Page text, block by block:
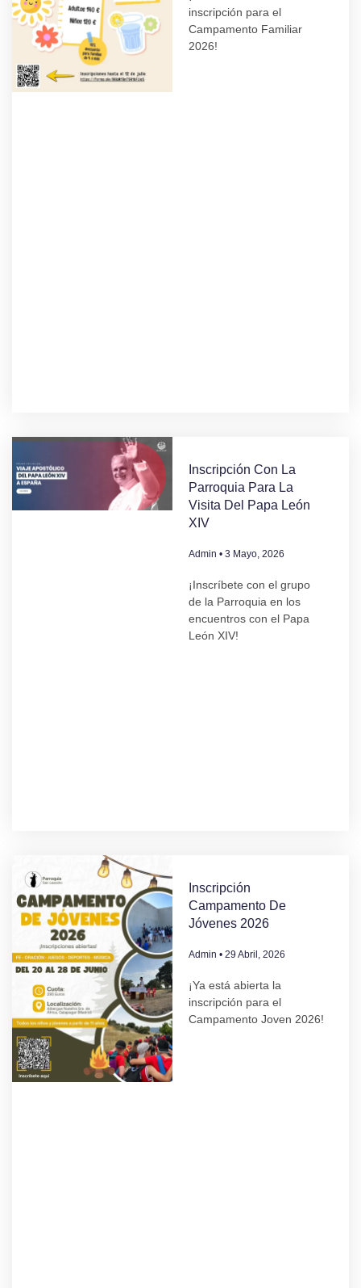
inscripción para el
Campamento Familiar
2026!
Inscripción Con La
Parroquia Para La
Visita Del Papa León
XIV
Admin 3 Mayo, 2026
¡Inscríbete con el grupo
de la Parroquia en los
encuentros con el Papa
León XIV!
Inscripción
Campamento De
Jóvenes 2026
Admin 29 Abril, 2026
¡Ya está abierta la
inscripción para el
Campamento Joven 2026!